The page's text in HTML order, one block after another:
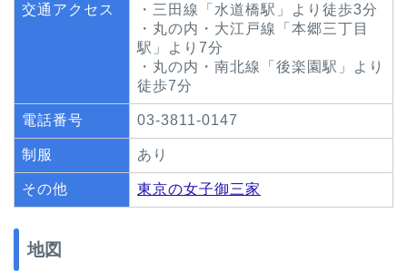
交通アクセス
・三田線「水道橋駅」より徒歩3分
・丸の内・大江戸線「本郷三丁目
駅」より7分
・丸の内・南北線「後楽園駅」より
徒歩7分
電話番号 03-3811-0147
制服 あり
その他 東京の女子御三家
地図